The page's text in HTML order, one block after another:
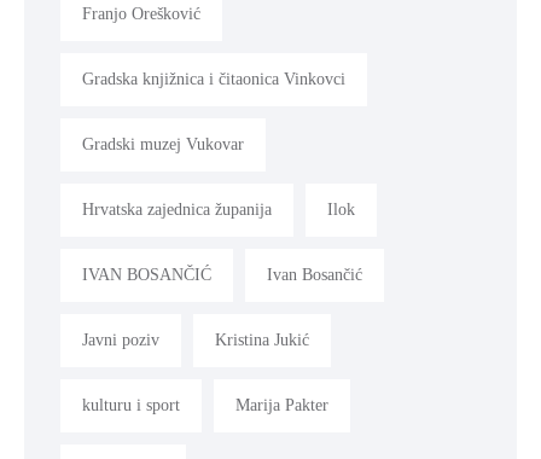
Franjo Orešković
Gradska knjižnica i čitaonica Vinkovci
Gradski muzej Vukovar
Hrvatska zajednica županija Ilok
IVAN BOSANČIĆ Ivan Bosančić
Javni poziv Kristina Jukić
kulturu i sport Marija Pakter